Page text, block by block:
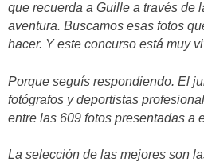
que recuerda a Guille a través de
aventura. Buscamos esas fotos
hacer. Y este concurso está muy
Porque seguís respondiendo. El
fotógrafos y deportistas
entre las 609 fotos presentadas a
La selección de las mejores son